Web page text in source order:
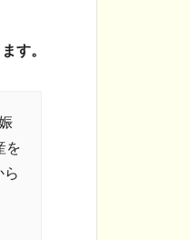
す。
を
ら